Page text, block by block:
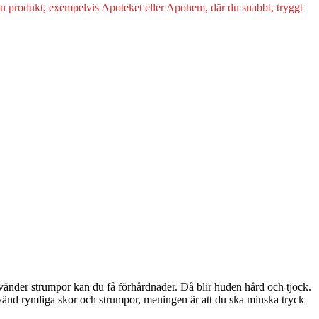
produkt, exempelvis Apoteket eller Apohem, där du snabbt, tryggt
strumpor kan du få förhårdnader. Då blir huden hård och tjock.
rymliga skor och strumpor, meningen är att du ska minska tryck